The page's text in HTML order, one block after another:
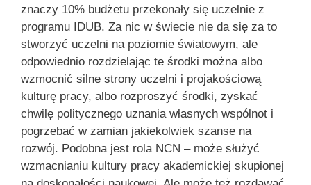
znaczy 10% budżetu przekonały się uczelnie z
programu IDUB. Za nic w świecie nie da się za to
stworzyć uczelni na poziomie światowym, ale
odpowiednio rozdzielając te środki można albo
wzmocnić silne strony uczelni i projakościową
kulturę pracy, albo rozproszyć środki, zyskać
chwilę politycznego uznania własnych wspólnot i
pogrzebać w zamian jakiekolwiek szanse na
rozwój. Podobna jest rola NCN – może służyć
wzmacnianiu kultury pracy akademickiej skupionej